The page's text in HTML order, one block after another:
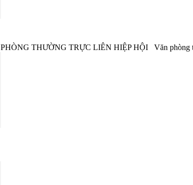
THƯỜNG TRỰC LIÊN HIỆP HỘI Văn phòng